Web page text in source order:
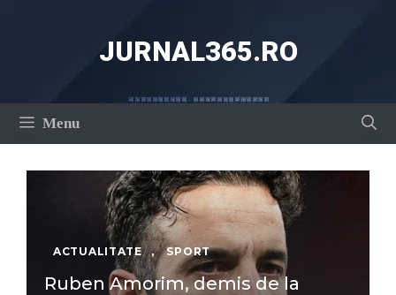
JURNAL365.RO
Menu
ACTUALITATE , SPORT
Ruben Amorim, demis de la